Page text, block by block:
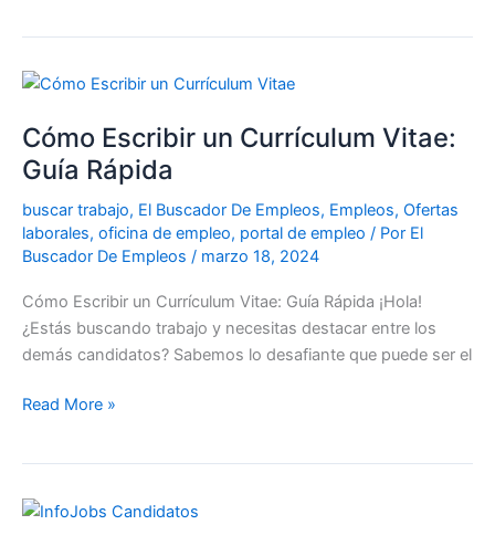
Cómo Escribir un Currículum Vitae:
Guía Rápida
buscar trabajo, El Buscador De Empleos, Empleos, Ofertas
laborales, oficina de empleo, portal de empleo / Por El
Buscador De Empleos / marzo 18, 2024
Cómo Escribir un Currículum Vitae: Guía Rápida ¡Hola!
¿Estás buscando trabajo y necesitas destacar entre los
demás candidatos? Sabemos lo desafiante que puede ser el
Cómo
un
Currículum
Guía
Rápida
Read More »
InfoJobs